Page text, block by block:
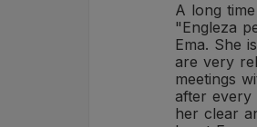
A long
"Engleza
Ema. She
are very
meetings
after every
her clear